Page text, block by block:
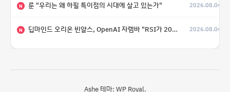
N 룬 "우리는 왜 하필 특이점의 시대에 살고 있는가" 2026.08.04
N 딥마인드 오리온 빈얄스, OpenAI 자렘바 "RSI가 2027년이나 2028년까지 달성될 수도 있다" 2026.08.04
Ashe 테마: WP Royal.